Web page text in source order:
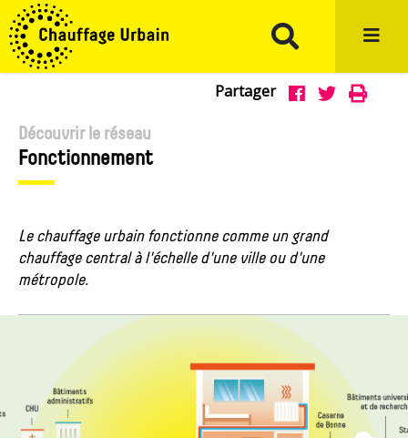
Aller à la recherche
Partager Partager
 
Découvrir le réseau
Fonctionnement
Le chauffage urbain fonctionne comme un grand
chauffage central à l'échelle d'une ville ou d'une
métropole.